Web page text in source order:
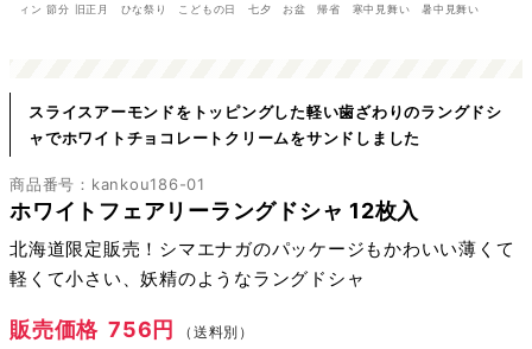
ィン 節分 旧正月 ひな祭り こどもの日 七夕 お盆 帰省 寒中見舞い 暑中見舞い
スライスアーモンドをトッピングした軽い歯ざわりのラングドシ
ャでホワイトチョコレートクリームをサンドしました
商品番号：kankou186-01
ホワイトフェアリーラングドシャ 12枚入
北海道限定販売！シマエナガのパッケージもかわいい薄くて
軽くて小さい、妖精のようなラングドシャ
販売価格 756円 （送料別）